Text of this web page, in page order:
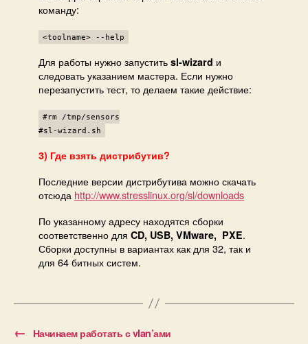
команду:
<toolname> --help
Для работы нужно запустить sl-wizard и
следовать указанием мастера. Если нужно
перезапустить тест, то делаем такие действие:
#rm /tmp/sensors
#sl-wizard.sh
3) Где взять дистрибутив?
Последние версии дистрибутива можно скачать
отсюда http://www.stresslinux.org/sl/downloads
По указанному адресу находятся сборки
соответственно для CD, USB, VMware, PXE.
Сборки доступны в вариантах как для 32, так и
для 64 битных систем.
← Начинаем работать с vlan’ами